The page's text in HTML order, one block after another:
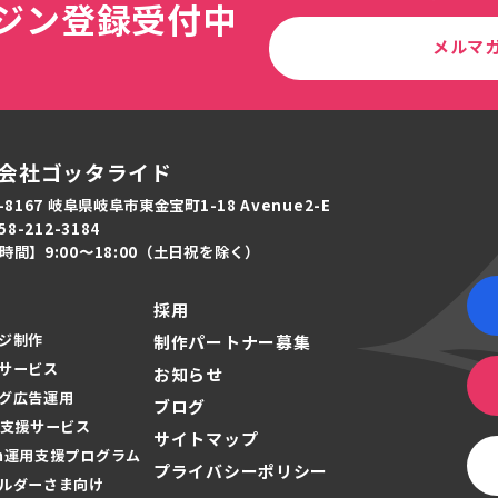
ン登録受付中
メルマ
社ゴッタライド
8167 岐阜県岐阜市東金宝町1-18 Avenue2-E
212-3184
時間】9:00〜18:00（土日祝を除く）
制作
ービス
広告運用
援サービス
用支援プログラム
ダーさま向け
採用
制作パートナー募集
お知らせ
ブログ
サイトマップ
プライバシーポリシー